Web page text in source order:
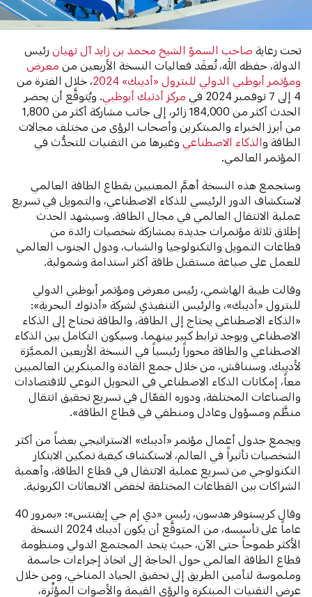
تحت رعايةصاحب السموّ الشيخ محمد بن زايد آل نهيانرئيس
الدولة، حفظه الله، تُعقَد فعاليات النسخة الأربعين من معرض
ومؤتمر أبوظبي الدولي للبترول «أديبك» 2024
، خلال الفترة من
4 إلى 7 نوفمبر 2024 في
مركز أدنيك أبوظبي . ويُتوقَّع أن يحضر
الحدث أكثر من 184,000 زائر، إلى جانب مشاركة أكثر من 1,800
من أبرز الخبراء والمبتكرين وأصحاب الرؤى من مختلف مجالات
الطاقة والذكاء الاصطناعي وغيرها من التقنيات للتحدُّث في
المؤتمر العالمي.
وستجمع هذه النسخة أهمَّ المعنيين بقطاع الطاقة العالمي
لاستكشاف الدور الرئيسي للذكاء الاصطناعي، والتمويل في تسريع
عملية الانتقال العالمي في مجال الطاقة. وسيشهد الحدث
إطلاق ثلاثة مؤتمرات جديدة بمشاركة شخصيات رائدة من
قطاعات التمويل والتكنولوجيا والشباب، ودول الجنوب العالمي
للعمل على صياغة مستقبل طاقة أكثر استدامة وشمولية.
وقالت طيبة الهاشمي، رئيس معرض ومؤتمر أبوظبي الدولي
للبترول «أديبك»، والرئيس التنفيذي لشركة «أدنوك البحرية»:
«الذكاء الاصطناعي يحتاج إلى الطاقة، والطاقة تحتاج إلى الذكاء
الاصطناعي ويوجد ترابط كبير بينهما. وسيكون التكامل بين الذكاء
الاصطناعي والطاقة محوراً رئيسياً في النسخة الأربعين المميَّزة
لأديبك. وسنناقش، من خلال جمع القادة والمبتكرين العالميين
معاً، إمكانات الذكاء الاصطناعي في التحويل النوعي للاقتصادات
والصناعات المختلفة، ودوره الفعّال في تسريع تحقيق انتقال
منظَّم ومسؤول وعادل ومنطقي في قطاع الطاقة».
ويجمع جدول أعمال مؤتمر «أديبك» الاستراتيجي بعضاً من أكثر
الشخصيات تأثيراً في العالم، لاستكشاف كيفية تمكين الابتكار
التكنولوجي من تسريع عملية الانتقال في قطاع الطاقة، وأهمية
الشراكات بين القطاعات المختلفة لخفض الانبعاثات الكربونية.
وقال كريستوفر هدسون،
رئيس «دي إم جي إيفنتس»: «بمرور 40
عاماً على تأسيسه، من المتوقَّع أن يكون أديبك 2024 النسخة
الأكثر طموحاً حتى الآن، حيث يتحد المجتمع الدولي ومنظومة
قطاع الطاقة العالمي حول الحاجة إلى اتخاذ إجراءات حاسمة
وملموسة لتأمين الطريق إلى تحقيق الحياد المناخي، ومن خلال
عرض التقنيات المبتكرة والرؤى القيمة والأصوات المؤثِّرة،